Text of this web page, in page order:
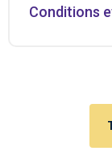
Conditions